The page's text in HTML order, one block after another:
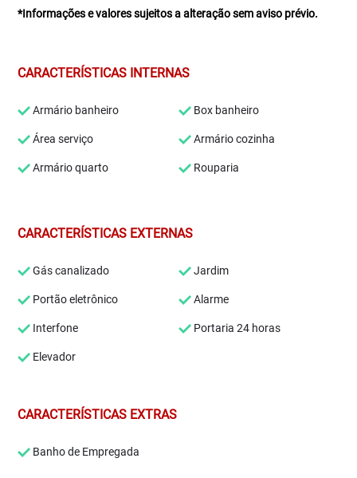
*Informações e valores sujeitos a alteração sem aviso prévio.
CARACTERÍSTICAS INTERNAS
Armário banheiro Box banheiro
Área serviço Armário cozinha
Armário quarto Rouparia
CARACTERÍSTICAS EXTERNAS
Gás canalizado Jardim
Portão eletrônico Alarme
Interfone Portaria 24 horas
Elevador
CARACTERÍSTICAS EXTRAS
Banho de Empregada